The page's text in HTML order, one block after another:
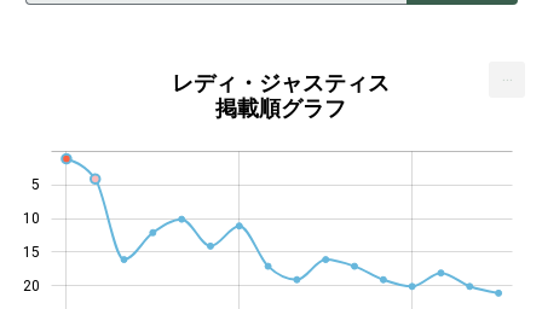
レディ・ジャスティス
掲載順グラフ
10
20
15
5
...